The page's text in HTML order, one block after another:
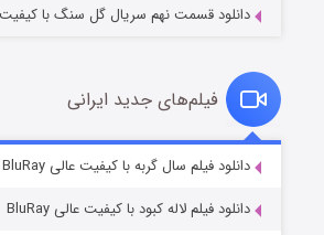
قسمت۶ (زیرنویس)
دانلود قسمت نهم سریال گل سنگ با
فیلم‌های جدید ایرانی
دانلود فیلم سال گربه با کیفیت عالی BluRay
دانلود فیلم لاله کبود با کیفیت عالی BluRay